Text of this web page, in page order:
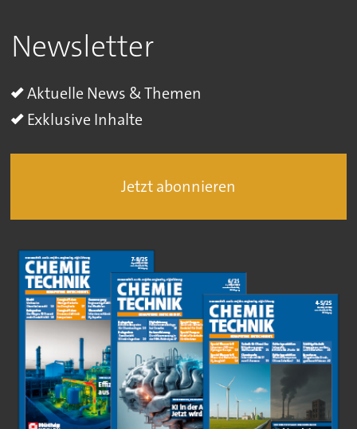
Newsletter
Aktuelle News & Themen
Exklusive Inhalte
Jetzt abonnieren